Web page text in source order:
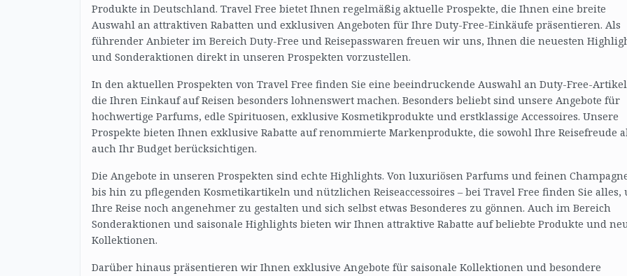
Produkte in Deutschland. Travel Free bietet Ihnen regelmäßig aktuelle Prospekte, die Ihnen eine breite
Auswahl an attraktiven Rabatten und exklusiven Angeboten für Ihre Duty-Free-Einkäufe präsentieren. Als
führender Anbieter im Bereich Duty-Free und Reisepasswaren freuen wir uns, Ihnen die neuesten
und Sonderaktionen direkt in unseren Prospekten vorzustellen.
In den aktuellen Prospekten von Travel Free finden Sie eine beeindruckende Auswahl an Duty-Free-
die Ihren Einkauf auf Reisen besonders lohnenswert machen. Besonders beliebt sind unsere Angebote für
hochwertige Parfums, edle Spirituosen, exklusive Kosmetikprodukte und erstklassige Accessoires. Unsere
Prospekte bieten Ihnen exklusive Rabatte auf renommierte Markenprodukte, die sowohl Ihre Reisefreude
auch Ihr Budget berücksichtigen.
Die Angebote in unseren Prospekten sind echte Highlights. Von luxuriösen Parfums und feinen
bis hin zu pflegenden Kosmetikartikeln und nützlichen Reiseaccessoires – bei Travel Free finden Sie alles,
Ihre Reise noch angenehmer zu gestalten und sich selbst etwas Besonderes zu gönnen. Auch im Bereich
Sonderaktionen und saisonale Highlights bieten wir Ihnen attraktive Rabatte auf beliebte Produkte und
Kollektionen.
Darüber hinaus präsentieren wir Ihnen exklusive Angebote für saisonale Kollektionen und besondere